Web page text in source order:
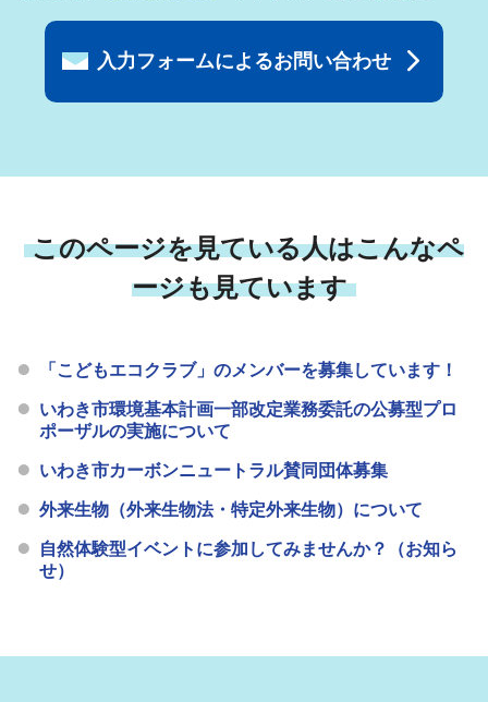
入力フォームによるお問い合わせ
このページを見ている人はこんなペ
ージも見ています
「こどもエコクラブ」のメンバーを募集しています！
いわき市環境基本計画一部改定業務委託の公募型プロ
ポーザルの実施について
いわき市カーボンニュートラル賛同団体募集
外来生物（外来生物法・特定外来生物）について
自然体験型イベントに参加してみませんか？（お知ら
せ）